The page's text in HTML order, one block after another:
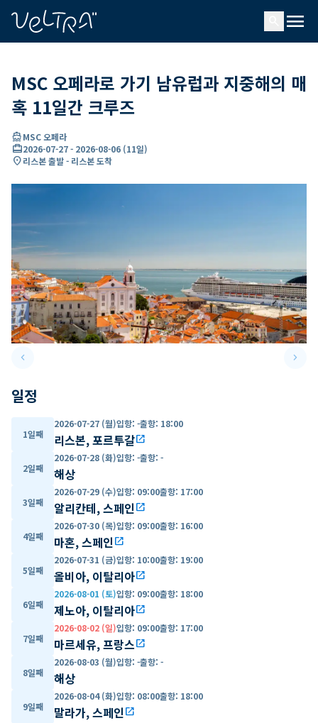
menu
MSC 오페라로 가기 남유럽과 지중해의 매
혹 11일간 크루즈
directions_boatMSC 오페라
card_travel2026-07-27- 2026-08-06 (11일)
location_on리스본 출발 - 리스본 도착
keyboard_arrow_leftPrevious slide keyboard_arrow_right
일정
1일째
2026-07-27 (월)입항: -출항: 18:00
리스본, 포르투갈open_in_new
2일째
2026-07-28 (화)입항: -출항: -
해상
3일째
2026-07-29 (수)입항: 09:00출항: 17:00
알리칸테, 스페인open_in_new
4일째
2026-07-30 (목)입항: 09:00출항: 16:00
마혼, 스페인open_in_new
5일째
2026-07-31 (금)입항: 10:00출항: 19:00
올비아, 이탈리아open_in_new
6일째
2026-08-01 (토)입항: 09:00출항: 18:00
제노아, 이탈리아open_in_new
7일째
2026-08-02 (일)입항: 09:00출항: 17:00
마르세유, 프랑스open_in_new
8일째
2026-08-03 (월)입항: -출항: -
해상
9일째
2026-08-04 (화)입항: 08:00출항: 18:00
말라가, 스페인open_in_new